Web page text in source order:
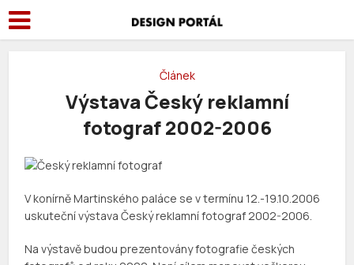
Článek
Výstava Český reklamní
fotograf 2002-2006
V konírně Martinského paláce se v termínu 12.-19.10.2006
uskuteční výstava Český reklamní fotograf 2002-2006.
Na výstavě budou prezentovány fotografie českých